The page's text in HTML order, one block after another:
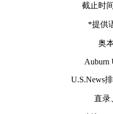
截止时
*提供
奥
Auburn
U.S.News
直录